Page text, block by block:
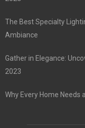
The Best Specialty
Ambiance
Gather in Elegance:
2023
Why Every Home Needs